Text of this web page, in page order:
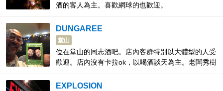
酒的客人為主。喜歡網球的也歡迎。
DUNGAREE
堂山
位在堂山的同志酒吧。店內客群特別以大體型的人受
歡迎。店內沒有卡拉ok，以喝酒談天為主。老闆秀樹
闆親手做的下酒咖哩飯。
EXPLOSION